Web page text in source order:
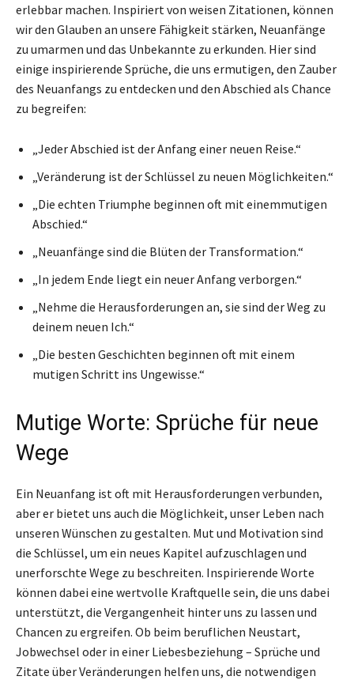
erlebbar machen. Inspiriert von weisen Zitationen, können
wir den Glauben an unsere Fähigkeit stärken, Neuanfänge
zu umarmen und das Unbekannte zu erkunden. Hier sind
einige inspirierende Sprüche, die uns ermutigen, den Zauber
des Neuanfangs zu entdecken und den Abschied als Chance
zu begreifen:
„Jeder Abschied ist der Anfang einer neuen Reise.“
„Veränderung ist der Schlüssel zu neuen Möglichkeiten.“
„Die echten Triumphe beginnen oft mit einemmutigen
Abschied.“
„Neuanfänge sind die Blüten der Transformation.“
„In jedem Ende liegt ein neuer Anfang verborgen.“
„Nehme die Herausforderungen an, sie sind der Weg zu
deinem neuen Ich.“
„Die besten Geschichten beginnen oft mit einem
mutigen Schritt ins Ungewisse.“
Mutige Worte: Sprüche für neue
Wege
Ein Neuanfang ist oft mit Herausforderungen verbunden,
aber er bietet uns auch die Möglichkeit, unser Leben nach
unseren Wünschen zu gestalten. Mut und Motivation sind
die Schlüssel, um ein neues Kapitel aufzuschlagen und
unerforschte Wege zu beschreiten. Inspirierende Worte
können dabei eine wertvolle Kraftquelle sein, die uns dabei
unterstützt, die Vergangenheit hinter uns zu lassen und
Chancen zu ergreifen. Ob beim beruflichen Neustart,
Jobwechsel oder in einer Liebesbeziehung – Sprüche und
Zitate über Veränderungen helfen uns, die notwendigen